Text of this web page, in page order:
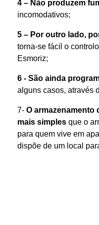
4 – Não produzem
incomodativos;
5 – Por outro lado,
torna-se fácil o
Esmoriz;
6 - São ainda
alguns casos, através
7- O armazenamento
mais simples que o
para quem vive em
dispõe de um local